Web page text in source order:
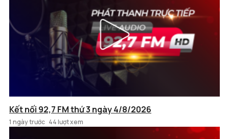
Kết nối 92,7 FM thứ 3 ngày 4/8/2026
1 ngày trước 44 lượt xem